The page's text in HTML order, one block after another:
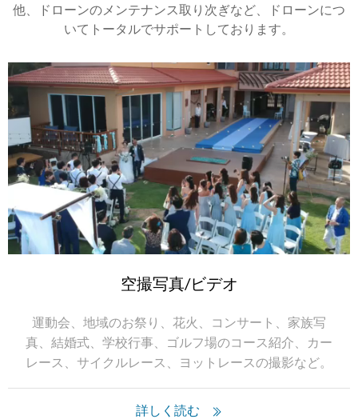
他、ドローンのメンテナンス取り次ぎなど、ドローンにつ
いてトータルでサポートしております。
空撮写真/ビデオ
運動会、地域のお祭り、花火、コンサート、家族写
真、結婚式、学校行事、ゴルフ場のコース紹介、カー
レース、サイクルレース、ヨットレースの撮影など。
詳しく読む